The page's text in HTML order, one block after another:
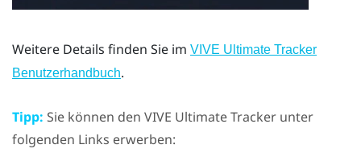
Weitere Details finden Sie im VIVE Ultimate Tracker
Benutzerhandbuch.
Tipp: Sie können den VIVE Ultimate Tracker unter
folgenden Links erwerben: